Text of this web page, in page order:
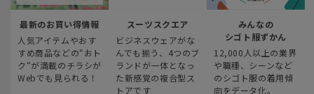
最新のお買い得情報
人気アイテムやおす
すめ商品などの“おト
ク“が満載のチラシが
Webでも見られる！
スーツスクエア
ビジネスウェアがな
んでも揃う、4つのブ
ランドが一体となっ
た新感覚の複合型ス
トアです
みんなの
シゴト服ずかん
12,000人以上の業界
や職種、シーンなど
のシゴト服の着用傾
向をデータ化。